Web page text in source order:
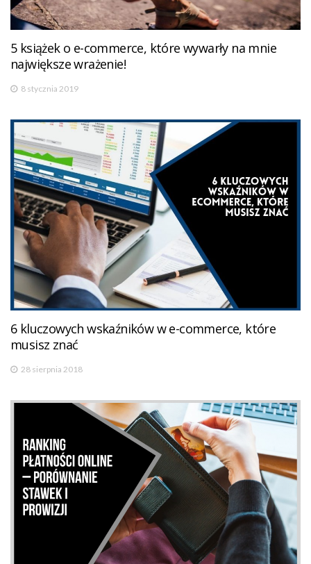
5 książek o e-commerce, które wywarły na mnie
największe wrażenie!
8 stycznia 2019
6 kluczowych wskaźników w e-commerce, które
musisz znać
28 sierpnia 2018